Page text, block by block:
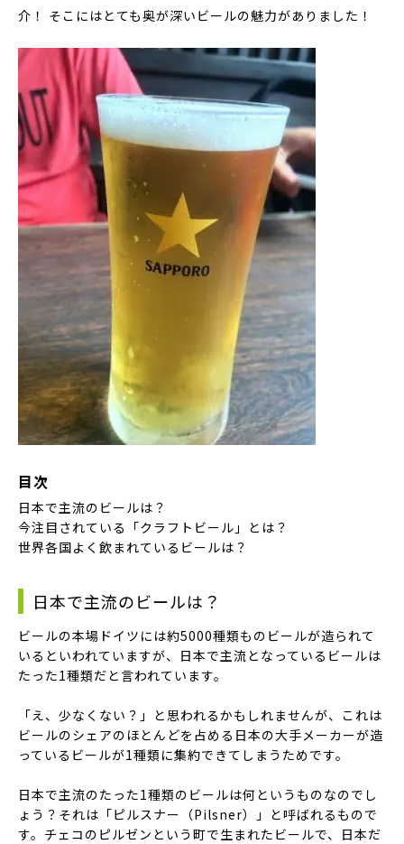
介！ そこにはとても奥が深いビールの魅力がありました！
目次
日本で主流のビールは？
今注目されている「クラフトビール」とは？
世界各国よく飲まれているビールは？
日本で主流のビールは？
ビールの本場ドイツには約5000種類ものビールが造られて
いるといわれていますが、日本で主流となっているビールは
たった1種類だと言われています。
「え、少なくない？」と思われるかもしれませんが、これは
ビールのシェアのほとんどを占める日本の大手メーカーが造
っているビールが1種類に集約できてしまうためです。
日本で主流のたった1種類のビールは何というものなのでし
ょう？それは 「ピルスナー（Pilsner）」 と呼ばれるもので
す。チェコのピルゼンという町で生まれたビールで、日本だ